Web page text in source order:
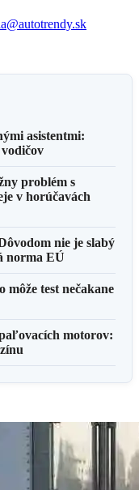
asistentmi:
problém s
v horúčavách
nie je slabý
norma EÚ
test nečakane
motorov: